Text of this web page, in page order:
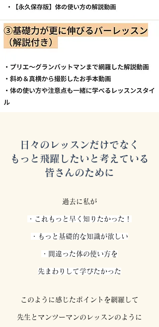
日々のレッスンだけでなく
もっと飛躍したいと考えている
皆さんのために
過去に私が
・これもっと早く知りたかった！
・もっと基礎的な知識が欲しい
・間違った体の使い方を
先まわりして学びたかった
このように感じたポイントを網羅して
先生とマンツーマンのレッスンのように